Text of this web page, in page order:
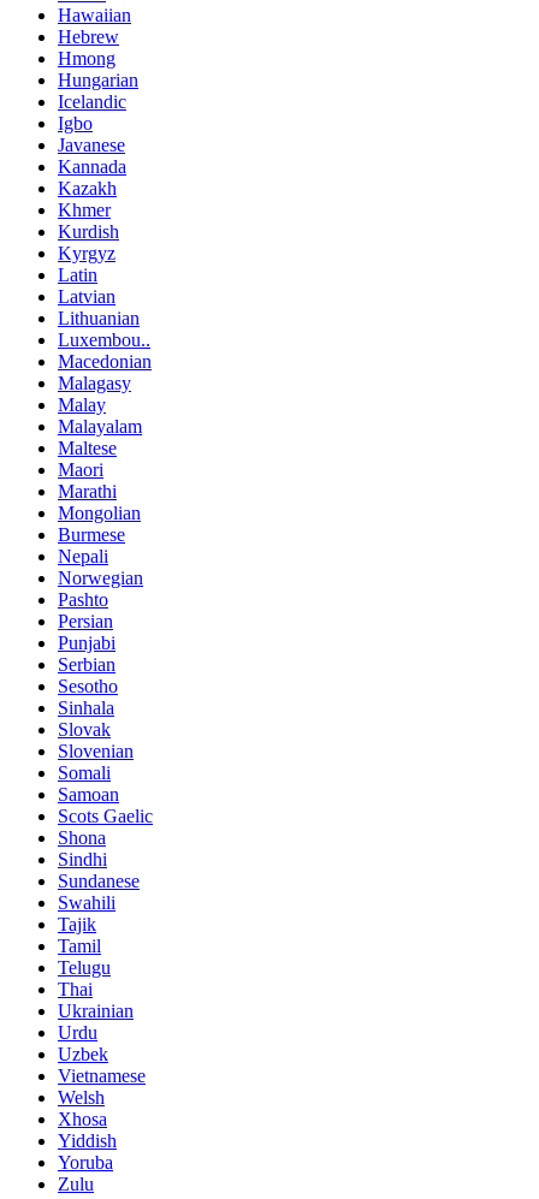
Hawaiian
Hebrew
Hmong
Hungarian
Icelandic
Igbo
Javanese
Kannada
Kazakh
Khmer
Kurdish
Kyrgyz
Latin
Latvian
Lithuanian
Luxembou..
Macedonian
Malagasy
Malay
Malayalam
Maltese
Maori
Marathi
Mongolian
Burmese
Nepali
Norwegian
Pashto
Persian
Punjabi
Serbian
Sesotho
Sinhala
Slovak
Slovenian
Somali
Samoan
Scots Gaelic
Shona
Sindhi
Sundanese
Swahili
Tajik
Tamil
Telugu
Thai
Ukrainian
Urdu
Uzbek
Vietnamese
Welsh
Xhosa
Yiddish
Yoruba
Zulu